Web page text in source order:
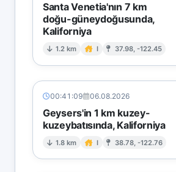
Santa Venetia'nın 7 km
doğu-güneydoğusunda,
Kaliforniya
1.2 km I 37.98, -122.45
00:41:09 06.08.2026
Geysers'in 1 km kuzey-
kuzeybatısında, Kaliforniya
1.8 km I 38.78, -122.76